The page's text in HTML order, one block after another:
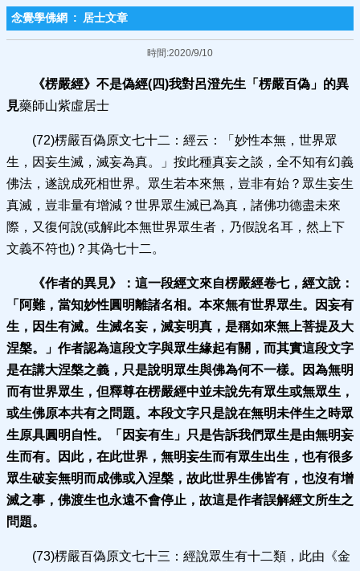
念覺學佛網 : 居士文章
時間:2020/9/10
《楞嚴經》不是偽經(四)我對呂澄先生「楞嚴百偽」的異
見藥師山紫虛居士
(72)楞嚴百偽原文七十二：經云：「妙性本無，世界眾
生，因妄生滅，滅妄為真。」按此種真妄之談，全不知有幻義
佛法，遂說成死相世界。眾生若本來無，豈非有始？眾生妄生
真滅，豈非量有增減？世界眾生滅已為真，諸佛功德盡未來
際，又復何說(或解此本無世界眾生者，乃假說名耳，然上下
文義不符也)？其偽七十二。
《作者的異見》： 這一段經文來自楞嚴經卷七，經文說：
「阿難，當知妙性圓明離諸名相。本來無有世界眾生。因妄有
生，因生有滅。生滅名妄，滅妄明真，是稱如來無上菩提及大
涅槃。」作者認為這段文字與眾生緣起有關，而其實這段文字
是在講大涅槃之義，只是說明眾生與佛為何不一樣。因為無明
而有世界眾生，但釋尊在楞嚴經中並未說先有眾生或無眾生，
或生佛原本共有之問題。本段文字只是說在無明未伴生之時眾
生原具圓明自性。「因妄有生」只是告訴我們眾生是由無明妄
生而有。
因此，在此世界，無明妄生而有眾生出生，也有很多
眾生破妄無明而成佛或入涅槃，故此世界生佛皆有，也沒有增
滅之事，佛渡生也永遠不會停止，故這是作者誤解經文所生之
問題。
(73)楞嚴百偽原文七十三：經說眾生有十二類，此由《金